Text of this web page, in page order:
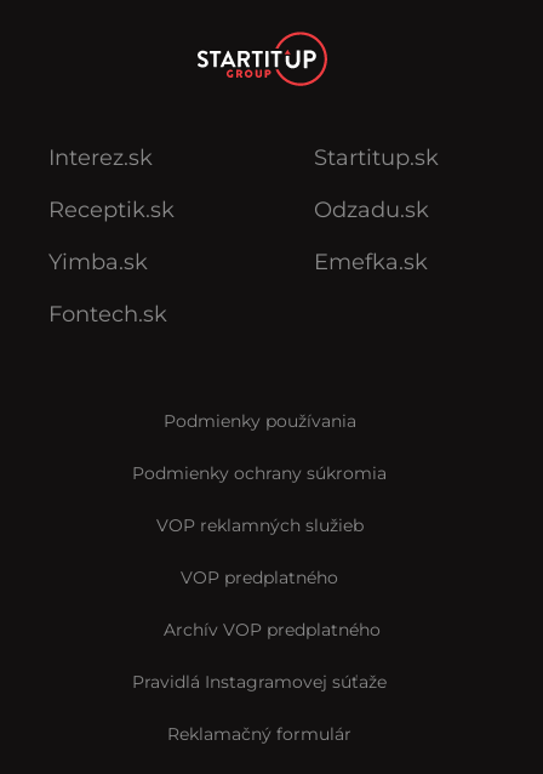
Interez.sk
Receptik.sk
Yimba.sk
Fontech.sk
Startitup.sk
Odzadu.sk
Emefka.sk
Podmienky používania
Podmienky ochrany súkromia
VOP reklamných služieb
VOP predplatného
Archív VOP predplatného
Pravidlá Instagramovej súťaže
Reklamačný formulár